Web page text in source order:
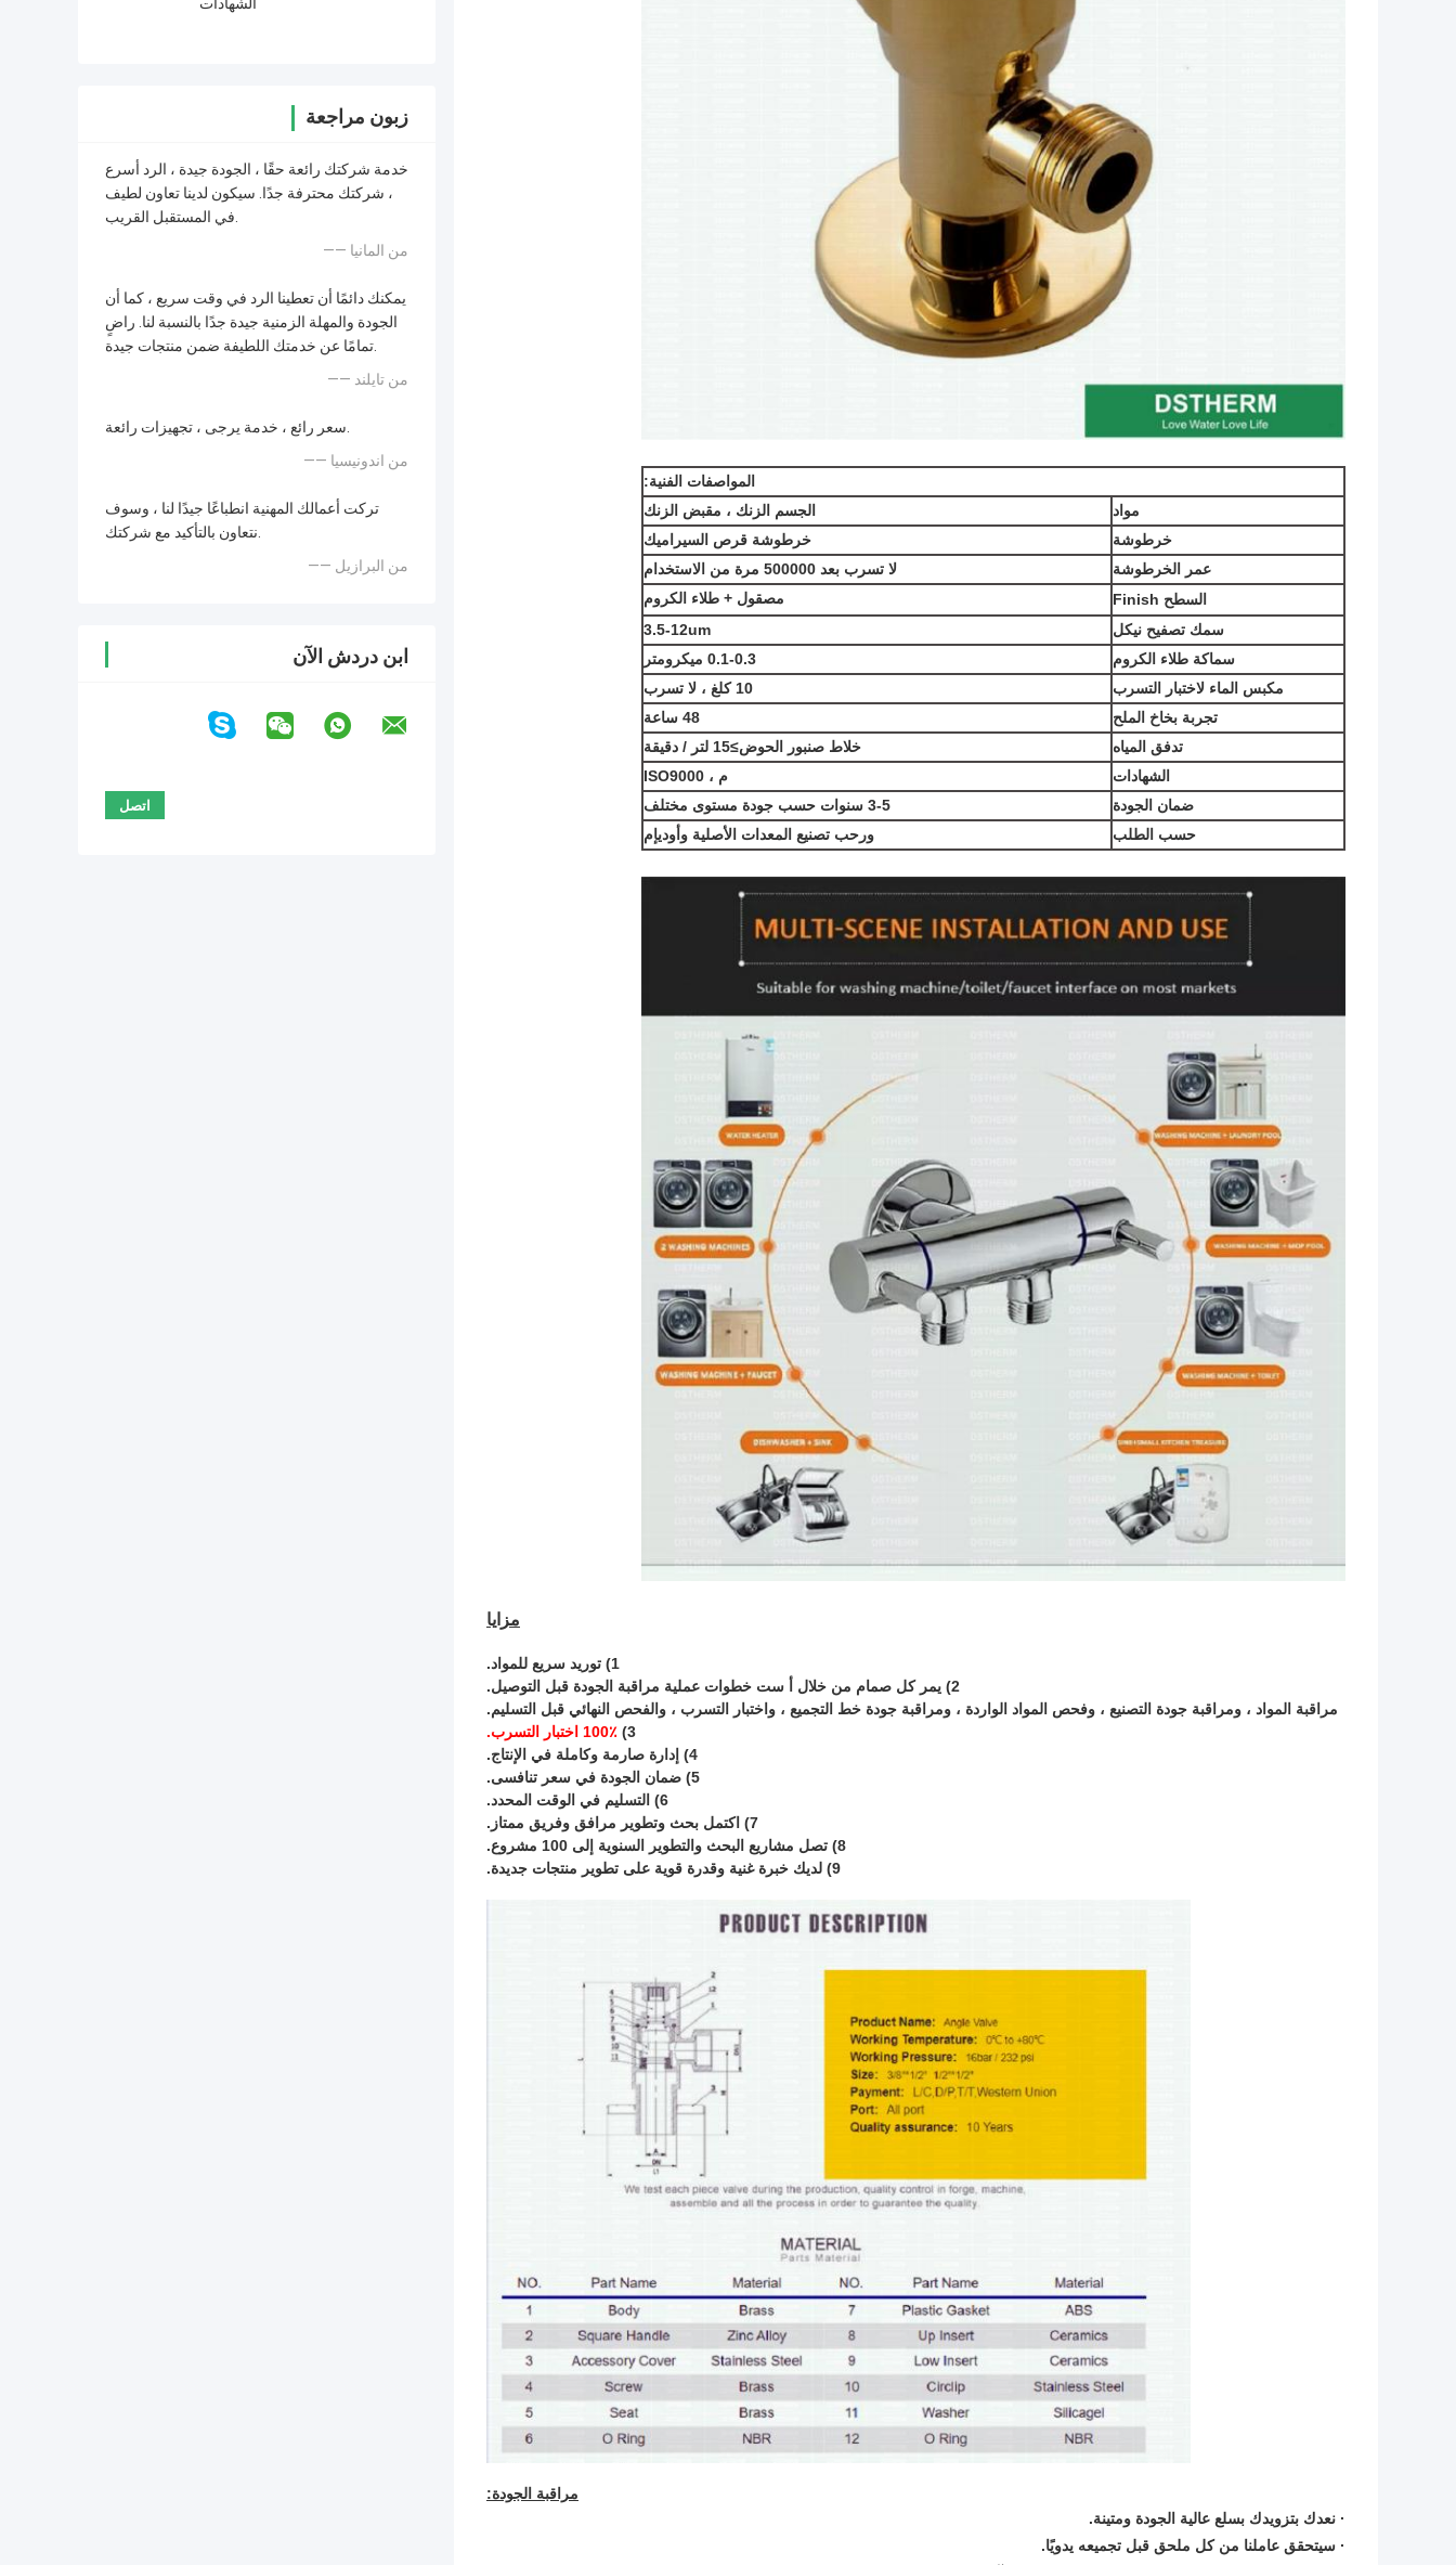
زبون مراجعة
خدمة شركتك رائعة حقًا ، الجودة جيدة ، الرد أسرع
، شركتك محترفة جدًا. سيكون لدينا تعاون لطيف
في المستقبل القريب.
—— من المانيا
يمكنك دائمًا أن تعطينا الرد في وقت سريع ، كما أن
الجودة والمهلة الزمنية جيدة جدًا بالنسبة لنا. راضٍ
تمامًا عن خدمتك اللطيفة ضمن منتجات جيدة.
—— من تايلند
سعر رائع ، خدمة يرجى ، تجهيزات رائعة.
—— من اندونيسيا
تركت أعمالك المهنية انطباعًا جيدًا لنا ، وسوف
نتعاون بالتأكيد مع شركتك.
—— من البرازيل
ابن دردش الآن
المواصفات الفنية:
مواد
الجسم الزنك ، مقبض الزنك
خرطوشة
خرطوشة قرص السيراميك
عمر الخرطوشة
لا تسرب بعد 500000 مرة من الاستخدام
السطح F inish
مصقول + طلاء الكروم
سمك تصفيح نيكل
3.5-12um
سماكة طلاء الكروم
0.1-0.3 ميكرومتر
مكبس الماء لاختبار التسرب
10 كلغ ، لا تسرب
تجربة بخاخ الملح
48 ساعة
تدفق المياه
خلاط صنبور الحوض≥15 لتر / دقيقة
الشهادات
م ، ISO9000
ضمان الجودة
3-5 سنوات حسب جودة مستوى مختلف
حسب الطلب
ورحب تصنيع المعدات الأصلية وأوديإم
مزايا
1) توريد سريع للمواد.
2) يمر كل صمام من خلال أ
ست خطوات عملية مراقبة الجودة قبل التوصيل.
مراقبة المواد ، ومراقبة جودة التصنيع ، وفحص المواد الواردة ، ومراقبة جودة خط التجميع ، واختبار التسرب ، والفحص النهائي قبل التسليم.
3) 100٪ اختبار التسرب.
4) إدارة صارمة وكاملة في الإنتاج.
5) ضمان الجودة في سعر تنافسى.
6)
التسليم في الوقت المحدد.
7) اكتمل
بحث وتطوير مرافق وفريق ممتاز.
8) تصل مشاريع البحث والتطوير السنوية إلى 100 مشروع.
9) لديك خبرة غنية وقدرة قوية على
تطوير منتجات جديدة.
مراقبة الجودة:
· نعدك بتزويدك بسلع عالية الجودة ومتينة.
· سيتحقق عاملنا من كل ملحق قبل تجميعه يدويًا.